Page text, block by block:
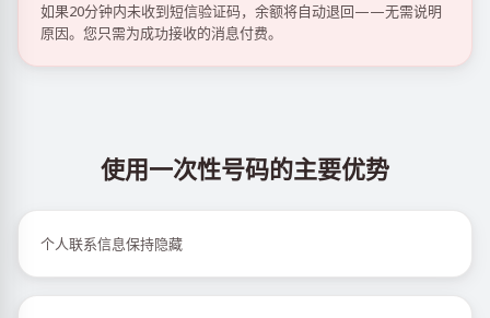
如果20分钟内未收到短信验证码，余额将自动退回——无需说明
原因。您只需为成功接收的消息付费。
使用一次性号码的主要优势
个人联系信息保持隐藏